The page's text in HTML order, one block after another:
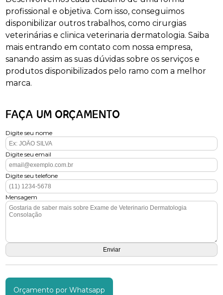
profissional e objetiva. Com isso, conseguimos
disponibilizar outros trabalhos, como cirurgias
veterinárias e clinica veterinaria dermatologia. Saiba
mais entrando em contato com nossa empresa,
sanando assim as suas dúvidas sobre os serviços e
produtos disponibilizados pelo ramo com a melhor
marca.
FAÇA UM ORÇAMENTO
Digite seu nome
Digite seu email
Digite seu telefone
Mensagem
Orçamento por Whatsapp